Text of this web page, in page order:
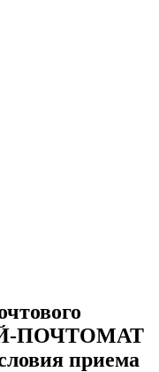
ПОЧТОМАТ
приема